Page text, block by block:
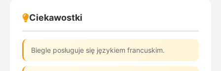
Ciekawostki
Biegle posługuje się językiem francuskim.